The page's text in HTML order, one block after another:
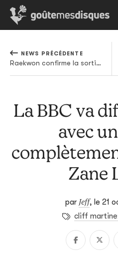
NEWS PRÉCÉDENTE
Raekwon confirme la sortie de son nouvel album solo
La BBC va
avec
Zane
par Jeff, le 21
cliff